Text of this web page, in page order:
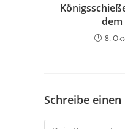
dem
8.
Schreibe